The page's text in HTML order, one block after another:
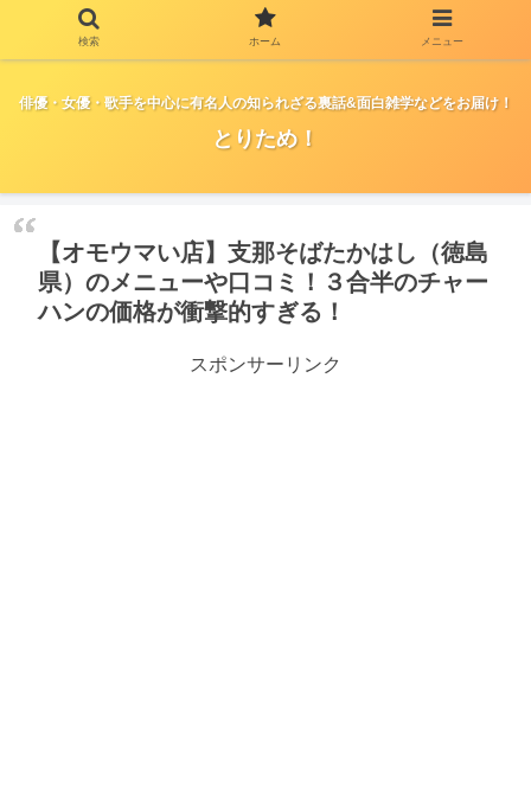
俳優・女優・歌手を中心に有名人の知られざる裏話&面白雑学などをお届け！
とりため！
【オモウマい店】支那そばたかはし（徳島
県）のメニューや口コミ！３合半のチャー
ハンの価格が衝撃的すぎる！
スポンサーリンク
検索 ホーム メニュー